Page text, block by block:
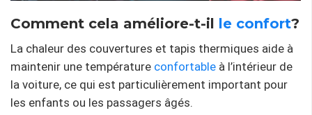
Comment cela améliore-t-il le confort?
La chaleur des couvertures et tapis thermiques aide à
maintenir une température confortable à l’intérieur de
la voiture, ce qui est particulièrement important pour
les enfants ou les passagers âgés.